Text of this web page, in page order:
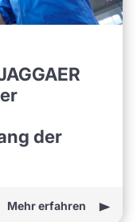
der
Mehr erfahren